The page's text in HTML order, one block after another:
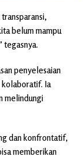
belum mampu
tegasnya.
penyelesaian
kolaboratif. Ia
melindungi
dan konfrontatif,
memberikan